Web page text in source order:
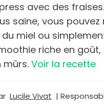
avec des
saine, vous
miel ou
riche en goût,
mûrs. Voir la recette
Lucile Vivat |